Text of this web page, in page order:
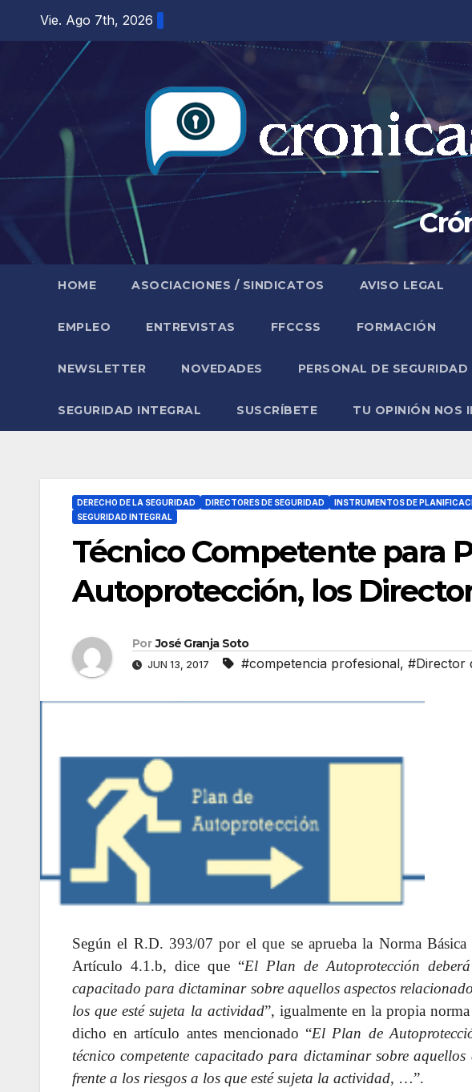
contenido
Vie. Ago 7th, 2026
HOME ASOCIACIONES / SINDICATOS AVISO LEGAL
EMPLEO ENTREVISTAS FFCCSS FORMACIÓN
NEWSLETTER NOVEDADES PERSONAL DE
SEGURIDAD INTEGRAL SUSCRÍBETE TU OPINIÓN NOS
DERECHO DE LA SEGURIDAD DIRECTORES DE SEGURIDAD INSTRUMENTOS DE
SEGURIDAD INTEGRAL
Técnico Competente para
Autoprotección, los
Por José Granja Soto
JUN 13, 2017 #competencia profesional, #Director
Según el R.D. 393/07 por el que se aprueba la Norma
Artículo 4.1.b, dice que “El Plan de Autoprotección
capacitado para dictaminar sobre aquellos aspectos
los que esté sujeta la actividad”, igualmente en la propia
dicho en artículo antes mencionado “El Plan de
técnico competente capacitado para dictaminar sobre
frente a los riesgos a los que esté sujeta la actividad, …”.